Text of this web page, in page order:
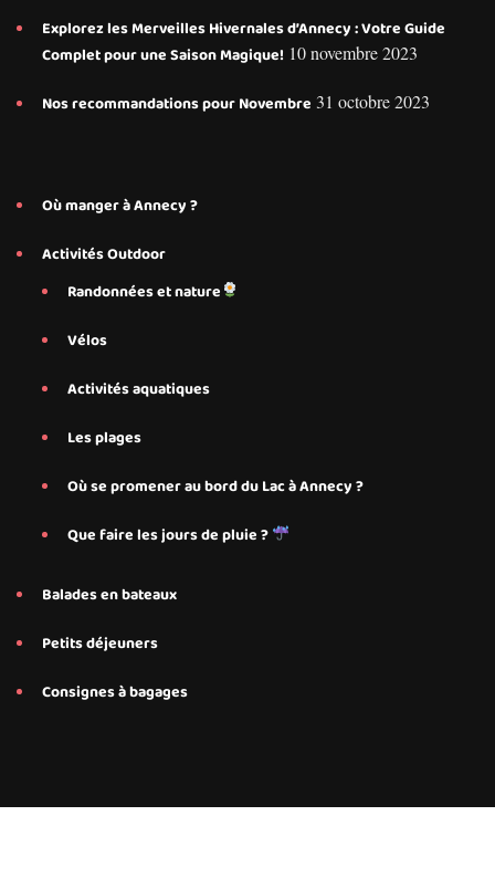
Explorez les Merveilles Hivernales d’Annecy : Votre Guide
Complet pour une Saison Magique! 10 novembre 2023
Nos recommandations pour Novembre 31 octobre 2023
Où manger à Annecy ?
Activités Outdoor
Randonnées et nature
Vélos
Activités aquatiques
Les plages
Où se promener au bord du Lac à Annecy ?
Que faire les jours de pluie ?
Balades en bateaux
Petits déjeuners
Consignes à bagages